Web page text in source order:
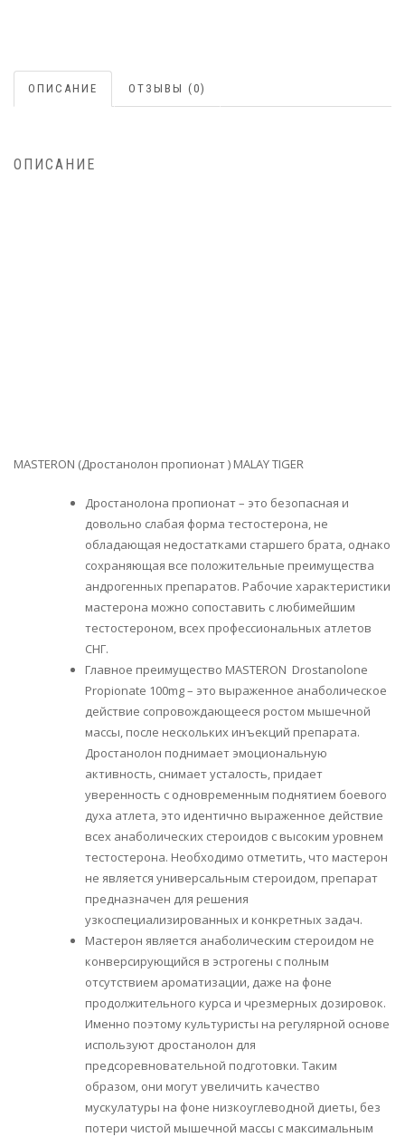
ОПИСАНИЕ ОТЗЫВЫ (0)
ОПИСАНИЕ
MASTERON (Дростанолон пропионат ) MALAY TIGER
Дростанолона пропионат – это безопасная и
довольно слабая форма тестостерона, не
обладающая недостатками старшего брата, однако
сохраняющая все положительные преимущества
андрогенных препаратов. Рабочие характеристики
мастерона можно сопоставить с любимейшим
тестостероном, всех профессиональных атлетов
СНГ.
Главное преимущество MASTERON Drostanolone
Propionate 100mg – это выраженное анаболическое
действие сопровождающееся ростом мышечной
массы, после нескольких инъекций препарата.
Дростанолон поднимает эмоциональную
активность, снимает усталость, придает
уверенность с одновременным поднятием боевого
духа атлета, это идентично выраженное действие
всех анаболических стероидов с высоким уровнем
тестостерона. Необходимо отметить, что мастерон
не является универсальным стероидом, препарат
предназначен для решения
узкоспециализированных и конкретных задач.
Мастерон является анаболическим стероидом не
конверсирующийся в эстрогены с полным
отсутствием ароматизации, даже на фоне
продолжительного курса и чрезмерных дозировок.
Именно поэтому культуристы на регулярной основе
используют дростанолон для
предсоревновательной подготовки. Таким
образом, они могут увеличить качество
мускулатуры на фоне низкоуглеводной диеты, без
потери чистой мышечной массы с максимальным